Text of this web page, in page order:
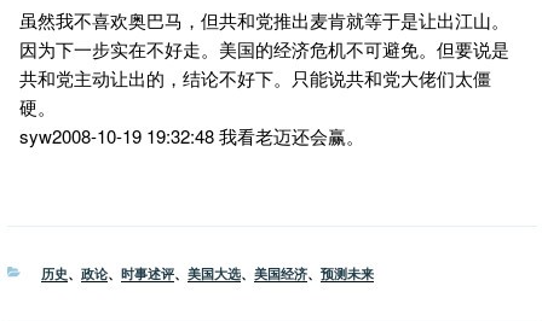
虽然我不喜欢奥巴马，但共和党推出麦肯就等于是让出江山。
因为下一步实在不好走。美国的经济危机不可避免。但要说是
共和党主动让出的，结论不好下。只能说共和党大佬们太僵
硬。
syw2008-10-19 19:32:48 我看老迈还会赢。
分
历史、 政论、 时事述评、 美国大选、 美国经济、 预测未来